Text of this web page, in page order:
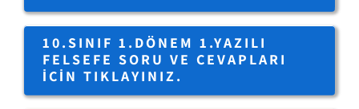
10.SINIF 1.DÖNEM 1.YAZILI
FELSEFE SORU VE CEVAPLARI
IÇIN TIKLAYINIZ.